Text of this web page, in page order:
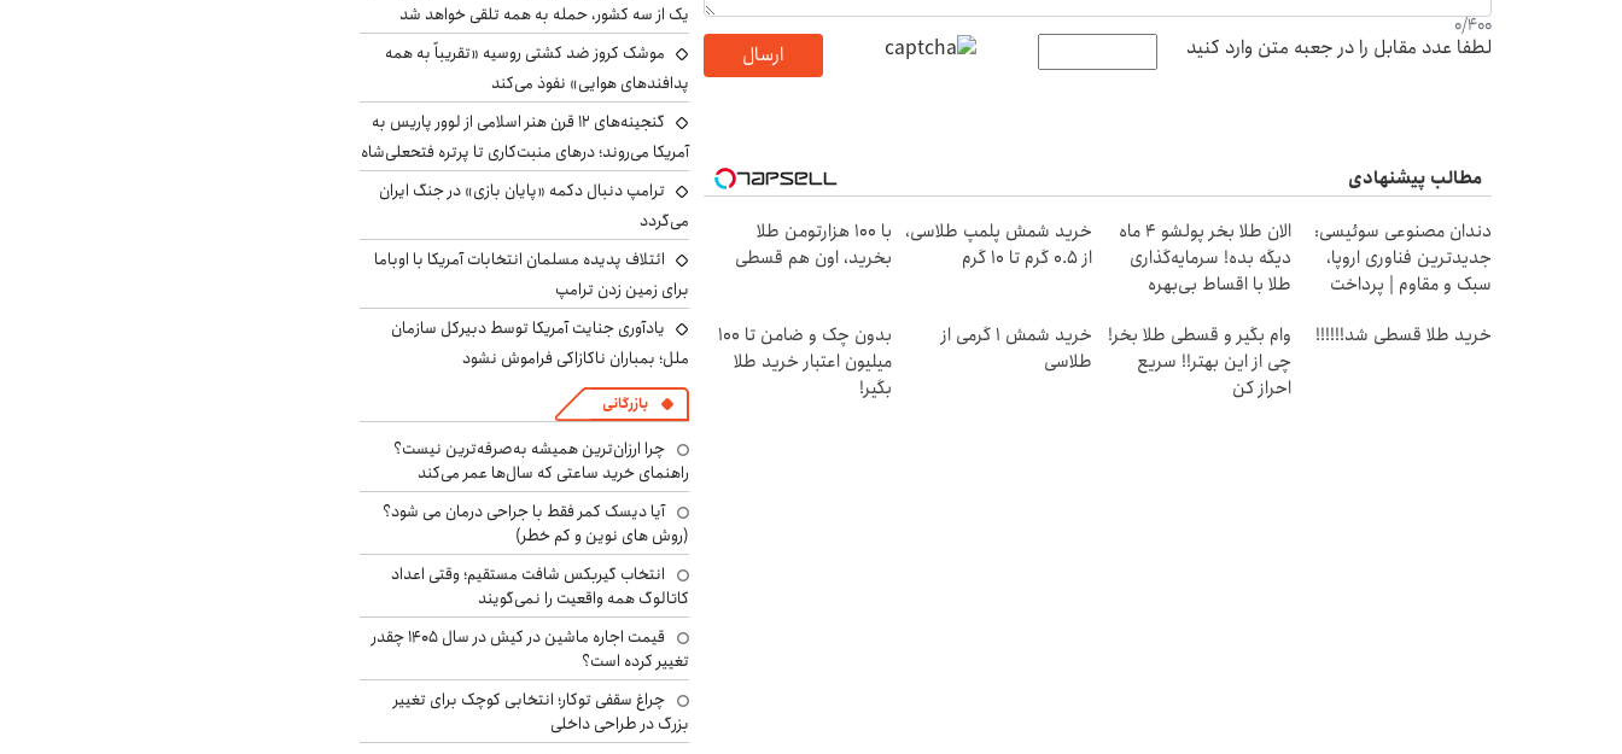
0/400
لطفا عدد مقابل را در جعبه متن وارد کنید ارسال
مطالب پیشنهادی
دندان مصنوعی سوئیسی:
جدیدترین فناوری اروپا،
سبک و مقاوم | پرداخت
الان طلا بخر پولشو 4 ماه
دیگه بده! سرمایه‌گذاری
طلا با اقساط بی‌بهره
خرید شمش پلمپ طلاسی،
از ۰.۵ گرم تا ۱۰ گرم
با ۱۰۰ هزارتومن طلا
بخرید، اون هم قسطی
خرید طلا قسطی شد!!!!!!
وام بگیر و قسطی طلا بخر!
چی از این بهتر!! سریع
احراز کن
خرید شمش 1 گرمی از
طلاسی
بدون چک و ضامن تا 100
میلیون اعتبار خرید طلا
بگیر!
یک از سه کشور، حمله به همه تلقی خواهد شد
موشک کروز ضد کشتی روسیه «تقریباً به همه
پدافندهای هوایی» نفوذ می‌کند
گنجینه‌های ۱۲ قرن هنر اسلامی از لوور پاریس به
آمریکا می‌روند؛ درهای منبت‌کاری تا پرتره فتحعلی‌شاه
ترامپ دنبال دکمه «پایان بازی» در جنگ ایران
می‌گردد
ائتلاف پدیده مسلمان انتخابات آمریکا با اوباما
برای زمین زدن ترامپ
یادآوری جنایت آمریکا توسط دبیرکل سازمان
ملل؛ بمباران ناکازاکی فراموش نشود
بازرگانی
چرا ارزان‌ترین همیشه به‌صرفه‌ترین نیست؟
راهنمای خرید ساعتی که سال‌ها عمر می‌کند
آیا دیسک کمر فقط با جراحی درمان می شود؟
(روش های نوین و کم خطر)
انتخاب گیربکس شافت مستقیم؛ وقتی اعداد
کاتالوگ همه واقعیت را نمی‌گویند
قیمت اجاره ماشین در کیش در سال ۱۴۰۵ چقدر
تغییر کرده است؟
چراغ سقفی توکار؛ انتخابی کوچک برای تغییر
بزرگ در طراحی داخلی